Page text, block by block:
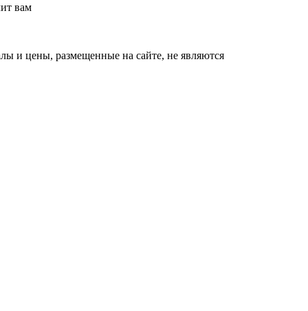
вам
и цены, размещенные на сайте, не являются